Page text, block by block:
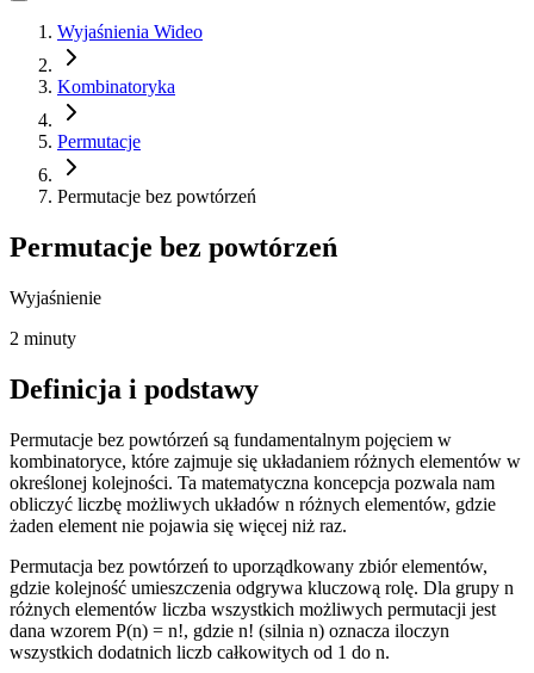
Wyjaśnienia Wideo
Kombinatoryka
Permutacje
Permutacje bez powtórzeń
Permutacje bez powtórzeń
Wyjaśnienie
2 minuty
Definicja i podstawy
Permutacje bez powtórzeń są fundamentalnym pojęciem w
kombinatoryce, które zajmuje się układaniem różnych elementów w
określonej kolejności. Ta matematyczna koncepcja pozwala nam
obliczyć liczbę możliwych układów n różnych elementów, gdzie
żaden element nie pojawia się więcej niż raz.
Permutacja bez powtórzeń to uporządkowany zbiór elementów,
gdzie kolejność umieszczenia odgrywa kluczową rolę. Dla grupy n
różnych elementów liczba wszystkich możliwych permutacji jest
dana wzorem P(n) = n!, gdzie n! (silnia n) oznacza iloczyn
wszystkich dodatnich liczb całkowitych od 1 do n.